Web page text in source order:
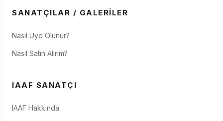
SANATÇILAR / GALERILER
Nasıl Üye Olunur?
Nasıl Satın Alırım?
IAAF SANATÇI
IAAF Hakkında